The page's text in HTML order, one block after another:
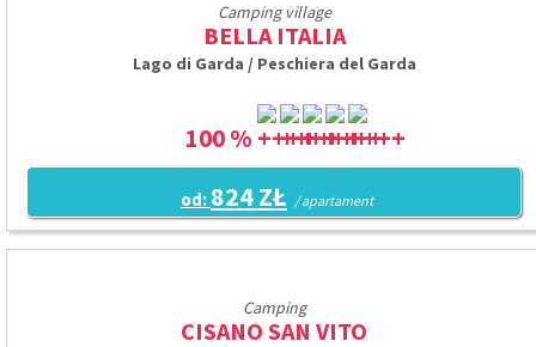
Camping village
BELLA ITALIA
Lago di Garda / Peschiera del Garda
100 %
od: 824 ZŁ / apartament
Camping
CISANO SAN VITO